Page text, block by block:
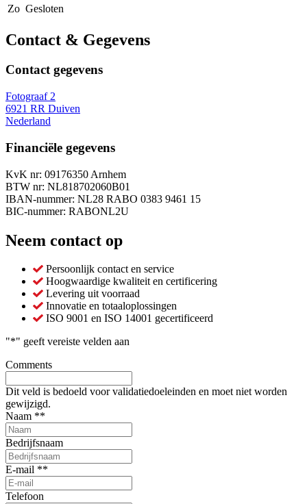
Zo Gesloten
Contact & Gegevens
Contact gegevens
Fotograaf 2
6921 RR Duiven
Nederland
Financiële gegevens
KvK nr: 09176350 Arnhem
BTW nr: NL818702060B01
IBAN-nummer: NL28 RABO 0383 9461 15
BIC-nummer: RABONL2U
Neem contact op
Persoonlijk contact en service
Hoogwaardige kwaliteit en certificering
Levering uit voorraad
Innovatie en totaaloplossingen
ISO 9001 en ISO 14001 gecertificeerd
"*" geeft vereiste velden aan
Comments
Dit veld is bedoeld voor validatiedoeleinden en moet niet worden
gewijzigd.
Naam **
Bedrijfsnaam
E-mail **
Telefoon